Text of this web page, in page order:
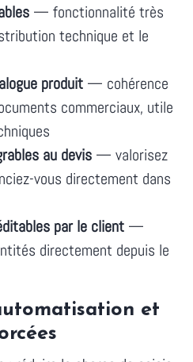
— fonctionnalité très
technique et le
produit — cohérence
commerciaux, utile
au devis — valorisez
vous directement dans
par le client —
directement depuis le
et